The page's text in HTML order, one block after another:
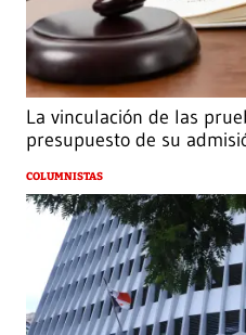
La vinculación de las
presupuesto de su
COLUMNISTAS